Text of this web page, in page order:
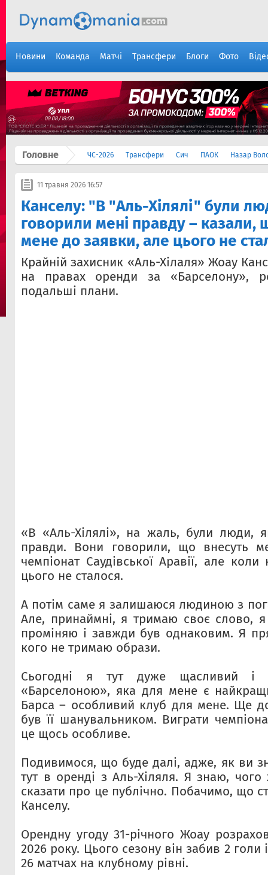
Новини Команда Матчі Трансфери Блоги Фото
Головне ЧС-2026 Трансфери Сич ПАОК Назар
11 травня 2026 16:57
Канселу: "В "Аль-Хілялі" були
говорили мені правду – казали,
мене до заявки, але цього не
Крайній захисник «Аль-Хілаля» Жоау
на правах оренди за «Барселону»,
подальші плани.
«В «Аль-Хілялі», на жаль, були люди,
правди. Вони говорили, що внесуть
чемпіонат Саудівської Аравії, але
цього не сталося.
А потім саме я залишаюся людиною з
Але, принаймні, я тримаю своє слово,
проміняю і завжди був однаковим. Я
кого не тримаю образи.
Сьогодні я тут дуже щасливий і
«Барселоною», яка для мене є
Барса – особливий клуб для мене. Ще
був її шанувальником. Виграти
це щось особливе.
Подивимося, що буде далі, адже, як ви
тут в оренді з Аль-Хіляля. Я знаю,
сказати про це публічно. Побачимо, що
Канселу.
Орендну угоду 31-річного Жоау
2026 року. Цього сезону він забив 2 голи
26 матчах на клубному рівні.